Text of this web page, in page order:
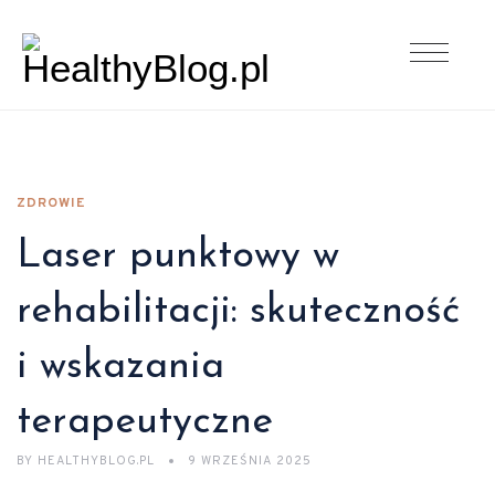
ZDROWIE
Laser punktowy w
rehabilitacji: skuteczność
i wskazania
terapeutyczne
BY HEALTHYBLOG.PL 9 WRZEŚNIA 2025